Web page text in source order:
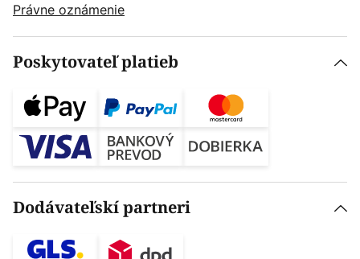
Právne oznámenie
Poskytovateľ platieb
Dodávateľskí partneri